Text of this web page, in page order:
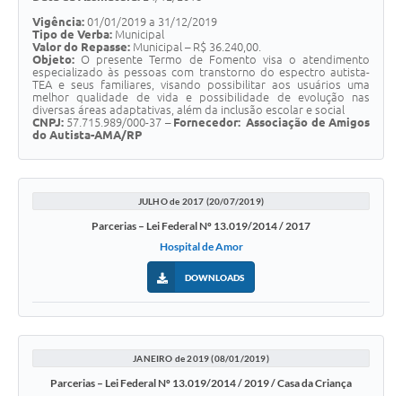
Vigência: 01/01/2019 a 31/12/2019
Tipo de Verba: Municipal
Valor do Repasse: Municipal – R$ 36.240,00.
Objeto: O presente Termo de Fomento visa o atendimento
especializado às pessoas com transtorno do espectro autista-
TEA e seus familiares, visando possibilitar aos usuários uma
melhor qualidade de vida e possibilidade de evolução nas
diversas áreas adaptativas, além da inclusão escolar e social
CNPJ: 57.715.989/000-37 – Fornecedor: Associação de Amigos
do Autista-AMA/RP
JULHO de 2017 (20/07/2019)
Parcerias – Lei Federal Nº 13.019/2014 / 2017
Hospital de Amor
DOWNLOADS
JANEIRO de 2019 (08/01/2019)
Parcerias – Lei Federal Nº 13.019/2014 / 2019 / Casa da Criança